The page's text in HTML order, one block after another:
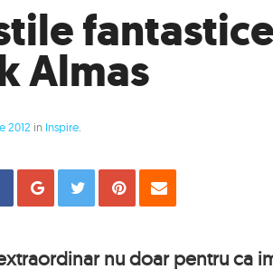
Almas
2012 in Inspire
Distribuie
Tweet Pin
nu doar pentru ca